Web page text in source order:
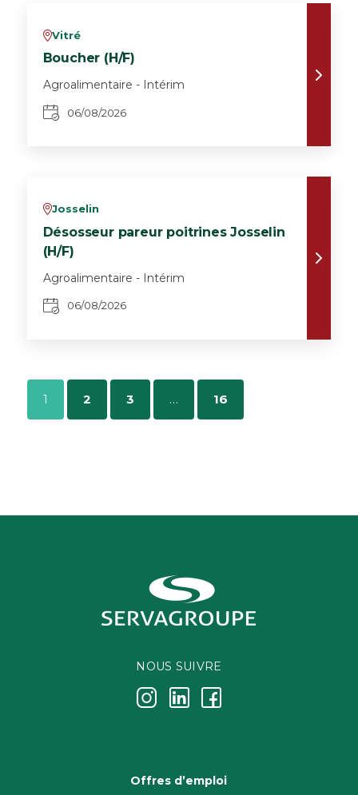
vVitré
Boucher (H/F)
Agroalimentaire - Intérim
06/08/2026
vJosselin
Désosseur pareur poitrines Josselin
(H/F)
Agroalimentaire - Intérim
06/08/2026
1 2 3 … 16
NOUS SUIVRE
j k i
Offres d’emploi